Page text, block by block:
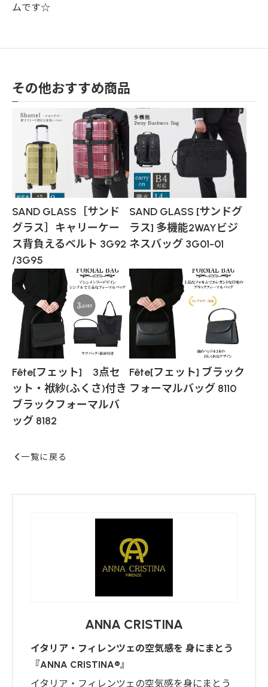
ムです☆
その他おすすめ商品
SAND GLASS［サンド
グラス］キャリーケー
ス背負えるベルト 3G92
/3G95
SAND GLASS [サンドグ
ラス] 多機能2WAYビジ
ネスバッグ 3G01-01
Fête[フェット] 3点セ
ット・袱紗(ふくさ)付き
ブラックフォーマルバ
ッグ 8182
Fête[フェット] ブラック
フォーマルバッグ 8110
一覧に戻る
ANNA CRISTINA
イタリア・フィレンツェの空気感を 身にまとう
『ANNA CRISTINA®︎』
イタリア・フィレンツェの空気感を身にまとう